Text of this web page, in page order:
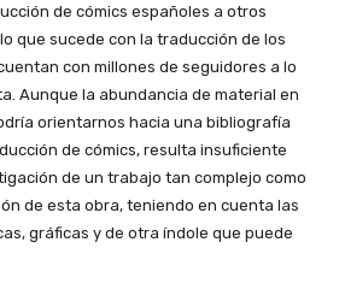
de cómics españoles a otros
que sucede con la traducción de los
con millones de seguidores a lo
Aunque la abundancia de material en
orientarnos hacia una bibliografía
de cómics, resulta insuficiente
de un trabajo tan complejo como
de esta obra, teniendo en cuenta las
gráficas y de otra índole que puede